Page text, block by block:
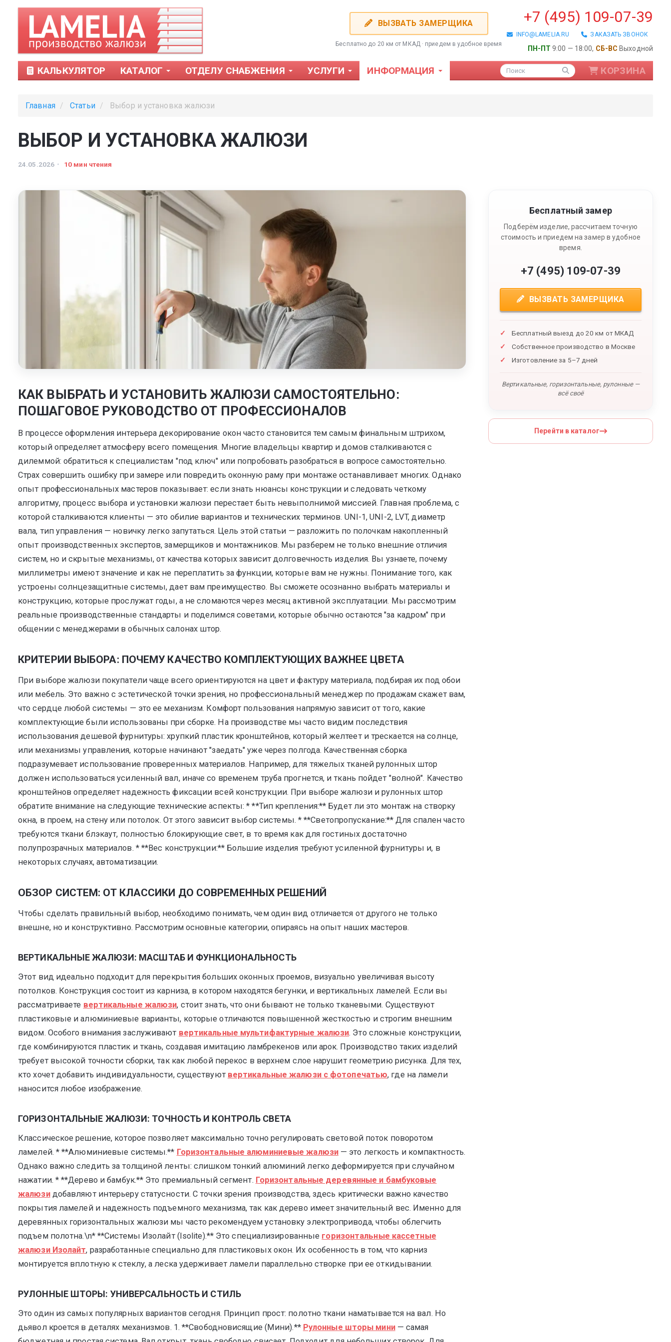
ВЫЗВАТЬ ЗАМЕРЩИКА
Бесплатно до 20 км от МКАД · приедем в удобное время
+7 (495) 109-07-39
INFO@LAMELIA.RU ЗАКАЗАТЬ ЗВОНОК
ПН-ПТ 9:00 — 18:00, СБ-ВС Выходной
КАЛЬКУЛЯТОР КАТАЛОГ ОТДЕЛУ СНАБЖЕНИЯ УСЛУГИ ИНФОРМАЦИЯ Поиск КОРЗИНА
Главная Статьи Выбор и установка жалюзи
ВЫБОР И УСТАНОВКА ЖАЛЮЗИ
24.05.2026 10 мин чтения
КАК ВЫБРАТЬ И УСТАНОВИТЬ ЖАЛЮЗИ САМОСТОЯТЕЛЬНО:
ПОШАГОВОЕ РУКОВОДСТВО ОТ ПРОФЕССИОНАЛОВ
В процессе оформления интерьера декорирование окон часто становится тем самым финальным штрихом,
который определяет атмосферу всего помещения. Многие владельцы квартир и домов сталкиваются с
дилеммой: обратиться к специалистам "под ключ" или попробовать разобраться в вопросе самостоятельно.
Страх совершить ошибку при замере или повредить оконную раму при монтаже останавливает многих. Однако
опыт профессиональных мастеров показывает: если знать нюансы конструкции и следовать четкому
алгоритму, процесс выбора и установки жалюзи перестает быть невыполнимой миссией. Главная проблема, с
которой сталкиваются клиенты — это обилие вариантов и технических терминов. UNI-1, UNI-2, LVT, диаметр
вала, тип управления — новичку легко запутаться. Цель этой статьи — разложить по полочкам накопленный
опыт производственных экспертов, замерщиков и монтажников. Мы разберем не только внешние отличия
систем, но и скрытые механизмы, от качества которых зависит долговечность изделия. Вы узнаете, почему
миллиметры имеют значение и как не переплатить за функции, которые вам не нужны. Понимание того, как
устроены солнцезащитные системы, дает вам преимущество. Вы сможете осознанно выбрать материалы и
конструкцию, которые прослужат годы, а не сломаются через месяц активной эксплуатации. Мы рассмотрим
реальные производственные стандарты и поделимся советами, которые обычно остаются "за кадром" при
общении с менеджерами в обычных салонах штор.
КРИТЕРИИ ВЫБОРА: ПОЧЕМУ КАЧЕСТВО КОМПЛЕКТУЮЩИХ ВАЖНЕЕ ЦВЕТА
При выборе жалюзи покупатели чаще всего ориентируются на цвет и фактуру материала, подбирая их под обои
или мебель. Это важно с эстетической точки зрения, но профессиональный менеджер по продажам скажет вам,
что сердце любой системы — это ее механизм. Комфорт пользования напрямую зависит от того, какие
комплектующие были использованы при сборке. На производстве мы часто видим последствия
использования дешевой фурнитуры: хрупкий пластик кронштейнов, который желтеет и трескается на солнце,
или механизмы управления, которые начинают "заедать" уже через полгода. Качественная сборка
подразумевает использование проверенных материалов. Например, для тяжелых тканей рулонных штор
должен использоваться усиленный вал, иначе со временем труба прогнется, и ткань пойдет "волной". Качество
кронштейнов определяет надежность фиксации всей конструкции. При выборе жалюзи и рулонных штор
обратите внимание на следующие технические аспекты: * **Тип крепления:** Будет ли это монтаж на створку
окна, в проем, на стену или потолок. От этого зависит выбор системы. * **Светопропускание:** Для спален часто
требуются ткани блэкаут, полностью блокирующие свет, в то время как для гостиных достаточно
полупрозрачных материалов. * **Вес конструкции:** Большие изделия требуют усиленной фурнитуры и, в
некоторых случаях, автоматизации.
ОБЗОР СИСТЕМ: ОТ КЛАССИКИ ДО СОВРЕМЕННЫХ РЕШЕНИЙ
Чтобы сделать правильный выбор, необходимо понимать, чем один вид отличается от другого не только
внешне, но и конструктивно. Рассмотрим основные категории, опираясь на опыт наших мастеров.
ВЕРТИКАЛЬНЫЕ ЖАЛЮЗИ: МАСШТАБ И ФУНКЦИОНАЛЬНОСТЬ
Этот вид идеально подходит для перекрытия больших оконных проемов, визуально увеличивая высоту
потолков. Конструкция состоит из карниза, в котором находятся бегунки, и вертикальных ламелей. Если вы
рассматриваете вертикальные жалюзи, стоит знать, что они бывают не только тканевыми. Существуют
пластиковые и алюминиевые варианты, которые отличаются повышенной жесткостью и строгим внешним
видом. Особого внимания заслуживают вертикальные мультифактурные жалюзи. Это сложные конструкции,
где комбинируются пластик и ткань, создавая имитацию ламбрекенов или арок. Производство таких изделий
требует высокой точности сборки, так как любой перекос в верхнем слое нарушит геометрию рисунка. Для тех,
кто хочет добавить индивидуальности, существуют вертикальные жалюзи с фотопечатью, где на ламели
наносится любое изображение.
ГОРИЗОНТАЛЬНЫЕ ЖАЛЮЗИ: ТОЧНОСТЬ И КОНТРОЛЬ СВЕТА
Классическое решение, которое позволяет максимально точно регулировать световой поток поворотом
ламелей. * **Алюминиевые системы.** Горизонтальные алюминиевые жалюзи— это легкость и компактность.
Однако важно следить за толщиной ленты: слишком тонкий алюминий легко деформируется при случайном
нажатии. * **Дерево и бамбук.** Это премиальный сегмент. Горизонтальные деревянные и бамбуковые
жалюзидобавляют интерьеру статусности. С точки зрения производства, здесь критически важно качество
покрытия ламелей и надежность подъемного механизма, так как дерево имеет значительный вес. Именно для
деревянных горизонтальных жалюзи мы часто рекомендуем установку электропривода, чтобы облегчить
подъем полотна.\n* **Системы Изолайт (Isolite).** Это специализированные горизонтальные кассетные
жалюзи Изолайт, разработанные специально для пластиковых окон. Их особенность в том, что карниз
монтируется вплотную к стеклу, а леска удерживает ламели параллельно створке при ее откидывании.
РУЛОННЫЕ ШТОРЫ: УНИВЕРСАЛЬНОСТЬ И СТИЛЬ
Это один из самых популярных вариантов сегодня. Принцип прост: полотно ткани наматывается на вал. Но
дьявол кроется в деталях механизмов. 1. **Свободновисящие (Мини).** Рулонные шторы мини— самая
Бесплатный замер
Подберём изделие, рассчитаем точную
стоимость и приедем на замер в удобное
время.
+7 (495) 109-07-39
ВЫЗВАТЬ ЗАМЕРЩИКА
Бесплатный выезд до 20 км от МКАД
Собственное производство в Москве
Изготовление за 5–7 дней
Вертикальные, горизонтальные, рулонные —
всё своё
Перейти в каталог